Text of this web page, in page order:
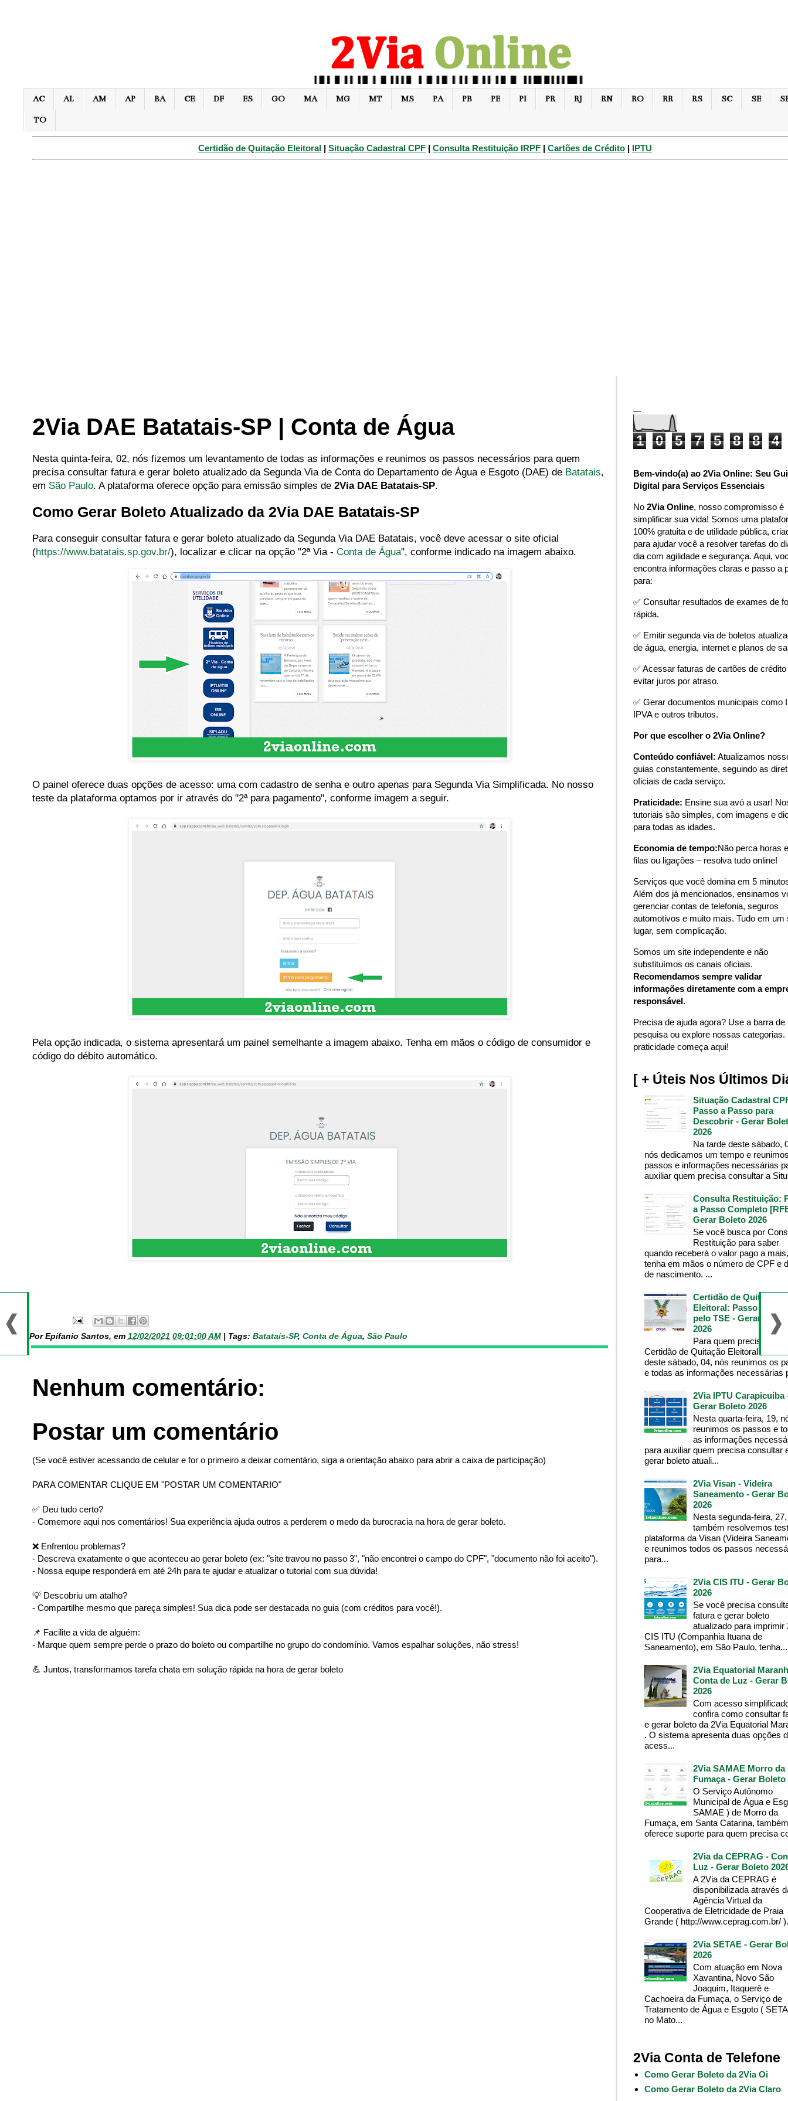
AC AL AM AP BA CE DF ES GO MA MG MT MS PA PB PE PI PR RJ RN RO RR RS SC SE
TO
Certidão de Quitação Eleitoral | Situação Cadastral CPF | Consulta Restituição IRPF | Cartões de Crédito | IPTU
2Via DAE Batatais-SP | Conta de Água
Nesta quinta-feira, 02, nós fizemos um levantamento de todas as informações e reunimos os passos necessários para quem
precisa consultar fatura e gerar boleto atualizado da Segunda Via de Conta do Departamento de Água e Esgoto (DAE) de Batatais,
em São Paulo. A plataforma oferece opção para emissão simples de 2Via DAE Batatais-SP.
Como Gerar Boleto Atualizado da 2Via DAE Batatais-SP
Para conseguir consultar fatura e gerar boleto atualizado da Segunda Via DAE Batatais, você deve acessar o site oficial
(https://www.batatais.sp.gov.br/), localizar e clicar na opção "2ª Via - Conta de Água", conforme indicado na imagem abaixo.
O painel oferece duas opções de acesso: uma com cadastro de senha e outro apenas para Segunda Via Simplificada. No nosso
teste da plataforma optamos por ir através do "2ª para pagamento", conforme imagem a seguir.
Pela opção indicada, o sistema apresentará um painel semelhante a imagem abaixo. Tenha em mãos o código de consumidor e
código do débito automático.
Por Epifanio Santos, em 12/02/2021 09:01:00 AM Tags: Batatais-SP, Conta de Água, São Paulo
Nenhum comentário:
Postar um comentário
(Se você estiver acessando de celular e for o primeiro a deixar comentário, siga a orientação abaixo para abrir a caixa de participação)
PARA COMENTAR CLIQUE EM "POSTAR UM COMENTARIO"
✅ Deu tudo certo?
- Comemore aqui nos comentários! Sua experiência ajuda outros a perderem o medo da burocracia na hora de gerar boleto.
❌ Enfrentou problemas?
- Descreva exatamente o que aconteceu ao gerar boleto (ex: "site travou no passo 3", "não encontrei o campo do CPF", "documento não foi aceito").
- Nossa equipe responderá em até 24h para te ajudar e atualizar o tutorial com sua dúvida!
💡 Descobriu um atalho?
- Compartilhe mesmo que pareça simples! Sua dica pode ser destacada no guia (com créditos para você!).
📌 Facilite a vida de alguém:
- Marque quem sempre perde o prazo do boleto ou compartilhe no grupo do condomínio. Vamos espalhar soluções, não stress!
💪 Juntos, transformamos tarefa chata em solução rápida na hora de gerar boleto
1 0 5 7 5 8 8 4
Bem-vindo(a) ao 2Via Online: Seu
Digital para Serviços Essenciais
No 2Via Online, nosso compromisso é
simplificar sua vida! Somos uma
100% gratuita e de utilidade pública,
para ajudar você a resolver tarefas do
dia com agilidade e segurança. Aqui,
encontra informações claras e passo a
para:
✅ Consultar resultados de exames de
rápida.
✅ Emitir segunda via de boletos
de água, energia, internet e planos de
✅ Acessar faturas de cartões de crédito
evitar juros por atraso.
✅ Gerar documentos municipais como
IPVA e outros tributos.
Por que escolher o 2Via Online?
Conteúdo confiável: Atualizamos
guias constantemente, seguindo as
oficiais de cada serviço.
Praticidade: Ensine sua avó a usar!
tutoriais são simples, com imagens e
para todas as idades.
Economia de tempo:Não perca horas
filas ou ligações – resolva tudo online!
Serviços que você domina em 5
Além dos já mencionados, ensinamos
gerenciar contas de telefonia, seguros
automotivos e muito mais. Tudo em um
lugar, sem complicação.
Somos um site independente e não
substituímos os canais oficiais.
Recomendamos sempre validar
informações diretamente com a
responsável.
Precisa de ajuda agora? Use a barra de
pesquisa ou explore nossas categorias.
praticidade começa aqui!
[ + Úteis Nos Últimos
Situação Cadastral
Passo a Passo para
Descobrir - Gerar
2026
Na tarde deste sábado,
nós dedicamos um tempo e
passos e informações necessárias
auxiliar quem precisa consultar a
Consulta Restituição:
a Passo Completo
Gerar Boleto 2026
Se você busca por
Restituição para saber
quando receberá o valor pago a mais,
tenha em mãos o número de CPF e
de nascimento. ...
Certidão de Quitação
Eleitoral: Passo a
pelo TSE - Gerar
2026
Para quem precisa da
Certidão de Quitação Eleitoral , na
deste sábado, 04, nós reunimos os
e todas as informações necessárias
2Via IPTU Carapicuíba
Gerar Boleto 2026
Nesta quarta-feira, 19,
reunimos os passos e
as informações
para auxiliar quem precisa consultar
gerar boleto atuali...
2Via Visan - Videira
Saneamento - Gerar
2026
Nesta segunda-feira,
também resolvemos
plataforma da Visan (Videira
e reunimos todos os passos
para...
2Via CIS ITU - Gerar
2026
Se você precisa
fatura e gerar boleto
atualizado para imprimir
CIS ITU (Companhia Ituana de
Saneamento), em São Paulo, tenha...
2Via Equatorial
Conta de Luz - Gerar
2026
Com acesso
confira como consultar
e gerar boleto da 2Via Equatorial
. O sistema apresenta duas opções
acess...
2Via SAMAE Morro da
Fumaça - Gerar Boleto
O Serviço Autônomo
Municipal de Água e
SAMAE ) de Morro da
Fumaça, em Santa Catarina, também
oferece suporte para quem precisa
2Via da CEPRAG -
Luz - Gerar Boleto
A 2Via da CEPRAG é
disponibilizada através
Agência Virtual da
Cooperativa de Eletricidade de Praia
Grande ( http://www.ceprag.com.br/
2Via SETAE - Gerar
2026
Com atuação em Nova
Xavantina, Novo São
Joaquim, Itaquerê e
Cachoeira da Fumaça, o Serviço de
Tratamento de Água e Esgoto (
no Mato...
2Via Conta de Telefone
Como Gerar Boleto da 2Via Oi
Como Gerar Boleto da 2Via Claro